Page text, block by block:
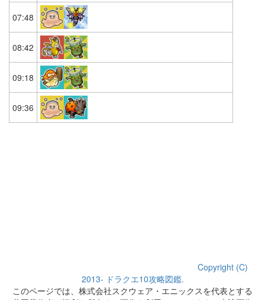
07:48
08:42
09:18
09:36
Copyright (C)
2013- ドラクエ10攻略図鑑.
このページでは、株式会社スクウェア・エニックスを代表とする